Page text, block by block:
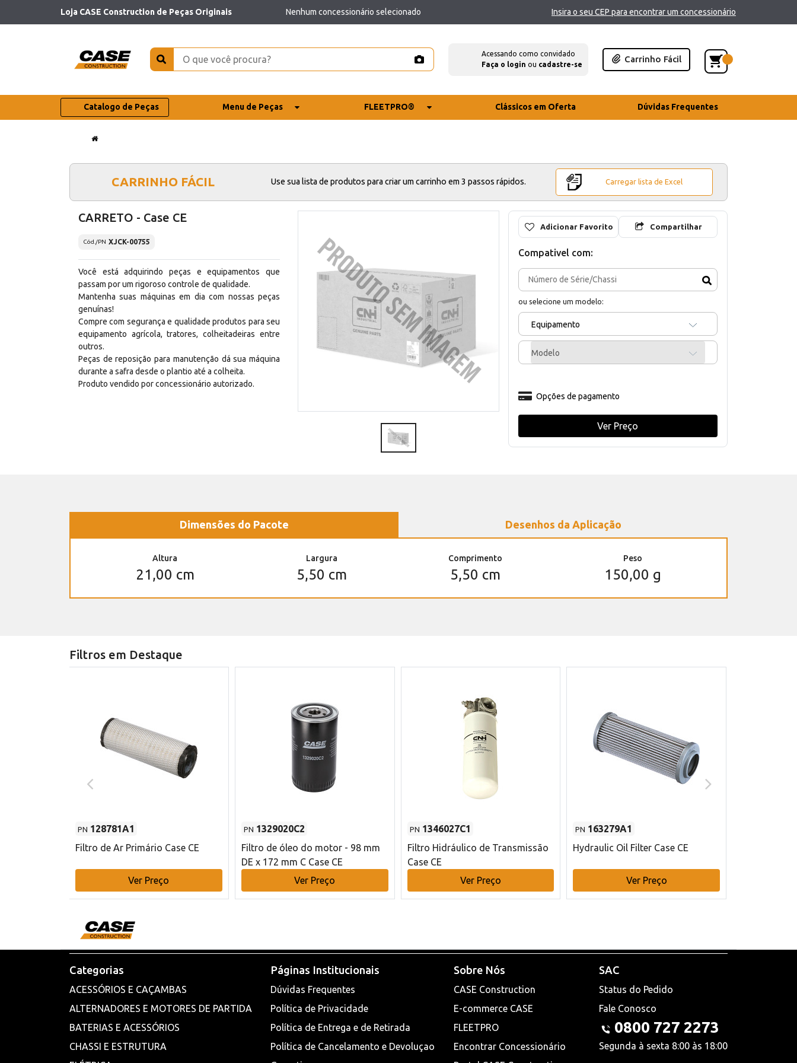
Loja CASE Construction de Peças Originais Nenhum concessionário selecionado Insira o seu CEP para encontrar um concessionário
Acessando como convidado
Faça o login ou cadastre-se
Carrinho Fácil
Catalogo de Peças Menu de Peças FLEETPRO® Clássicos em Oferta Dúvidas Frequentes
CARRINHO FÁCIL Use sua lista de produtos para criar um carrinho em 3 passos rápidos. Carregar lista de Excel
CARRETO - Case CE
Cód./PN XJCK-00755
Você está adquirindo peças e equipamentos que
passam por um rigoroso controle de qualidade.
Mantenha suas máquinas em dia com nossas peças
genuínas!
Compre com segurança e qualidade produtos para seu
equipamento agrícola, tratores, colheitadeiras entre
outros.
Peças de reposição para manutenção dá sua máquina
durante a safra desde o plantio até a colheita.
Produto vendido por concessionário autorizado.
Adicionar Favorito Compartilhar
Compativel com:
ou selecione um modelo:
Equipamento
Modelo
Opções de pagamento
Ver Preço
Dimensões do Pacote Desenhos da Aplicação
Altura
21,00 cm
Largura
5,50 cm
Comprimento
5,50 cm
Peso
150,00 g
Filtros em Destaque
PN 128781A1
Filtro de Ar Primário Case CE
Ver Preço
PN 1329020C2
Filtro de óleo do motor - 98 mm
DE x 172 mm C Case CE
Ver Preço
PN 1346027C1
Filtro Hidráulico de Transmissão
Case CE
Ver Preço
PN 163279A1
Hydraulic Oil Filter Case CE
Ver Preço
Categorias
ACESSÓRIOS E CAÇAMBAS
ALTERNADORES E MOTORES DE PARTIDA
BATERIAS E ACESSÓRIOS
CHASSI E ESTRUTURA
Páginas Institucionais
Dúvidas Frequentes
Política de Privacidade
Política de Entrega e de Retirada
Política de Cancelamento e Devoluçao
Sobre Nós
CASE Construction
E-commerce CASE
FLEETPRO
Encontrar Concessionário
SAC
Status do Pedido
Fale Conosco
0800 727 2273
Segunda à sexta 8:00 às 18:00